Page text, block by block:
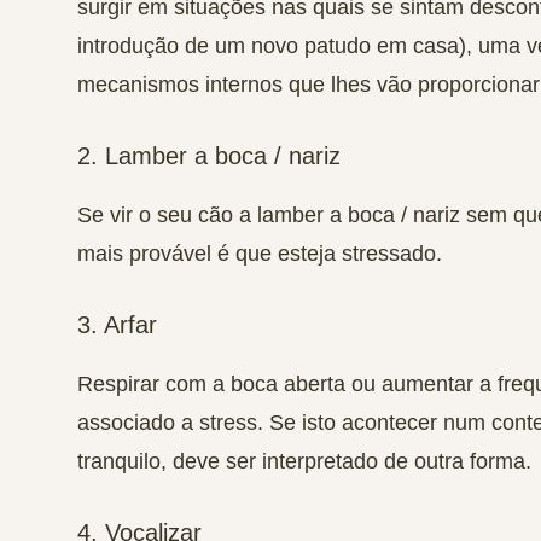
surgir em situações nas quais se sintam
introdução de um novo patudo em casa), uma
mecanismos internos que lhes vão
2. Lamber a boca / nariz
Se vir o seu cão a lamber a boca / nariz sem
mais provável é que esteja stressado.
3. Arfar
Respirar com a boca aberta ou aumentar a
associado a stress. Se isto acontecer num
tranquilo, deve ser interpretado de outra forma.
4. Vocalizar